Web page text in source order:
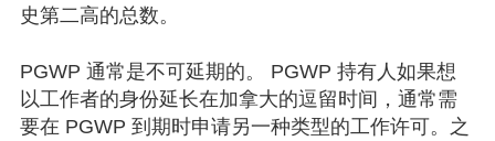
史第二高的总数。
PGWP 通常是不可延期的。 PGWP 持有人如果想
以工作者的身份延长在加拿大的逗留时间，通常需
要在 PGWP 到期时申请另一种类型的工作许可。之